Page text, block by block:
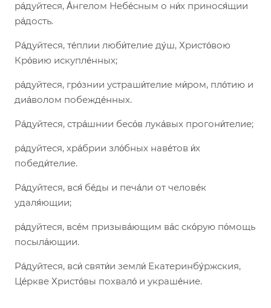
ра́дуйтеся, А́нгелом Небе́сным о ни́х принося́щии
ра́дость.
Ра́дуйтеся, те́плии люби́телие ду́ш, Христо́вою
Кро́вию искупле́нных;
ра́дуйтеся, гро́знии устраши́телие ми́ром, пло́тию и
диа́волом побежде́нных.
Ра́дуйтеся, стра́шнии бесо́в лука́вых прогони́телие;
ра́дуйтеся, хра́брии зло́бных наве́тов и́х
победи́телие.
Ра́дуйтеся, вся́ бе́ды и печа́ли от челове́к
удаля́ющии;
ра́дуйтеся, все́м призыва́ющим ва́с ско́рую по́мощь
посыла́ющии.
Ра́дуйтеся, вси́ святи́и земли́ Екатеринбу́ржския,
Це́ркве Христо́вы похвало́ и украше́ние.